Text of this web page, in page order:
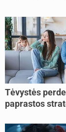
Tėvystės
paprastos
jėgas